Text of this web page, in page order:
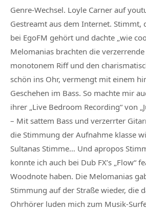
Genre-Wechsel. Loyle Carner auf
Gestreamt aus dem Internet. Stimmt,
bei EgoFM gehört und dachte „wie
Melomanias brachten die
monotonem Riff und den
schön ins Ohr, vermengt mit einem
Geschehen im Bass. So machte mir
ihrer „Live Bedroom Recording“ von
– Mit sattem Bass und verzerrter
die Stimmung der Aufnahme klasse
Sultanas Stimme… Und apropos
konnte ich auch bei Dub FX’s „Flow“
Woodnote haben. Die Melomanias
Stimmung auf der Straße wieder, die
Ohrhörer luden mich zum Musik-